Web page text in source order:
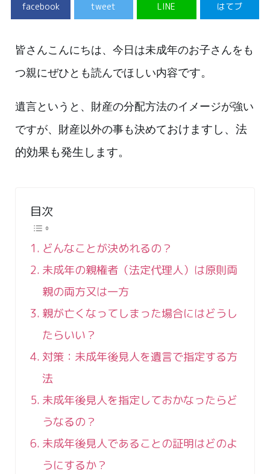
facebook tweet LINE はてブ
皆さんこんにちは、今日は未成年のお子さんをも
つ親にぜひとも読んでほしい内容です。
遺言というと、財産の分配方法のイメージが強い
ですが、財産以外の事も決めておけますし、法
的効果も発生します。
目次
どんなことが決めれるの？
未成年の親権者（法定代理人）は原則両
親の両方又は一方
親が亡くなってしまった場合にはどうし
たらいい？
対策：未成年後見人を遺言で指定する方
法
未成年後見人を指定しておかなったらど
うなるの？
未成年後見人であることの証明はどのよ
うにするか？